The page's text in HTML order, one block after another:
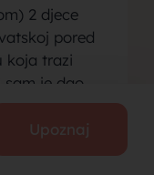
2 djece
pored
koja trazi
je dao
da znas
osoba
te to koći
Upoznaj